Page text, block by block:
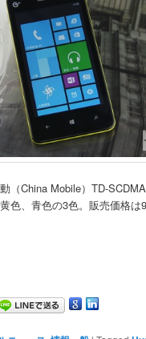
（China Mobile）TD-
色、青色の3色。販売価格は